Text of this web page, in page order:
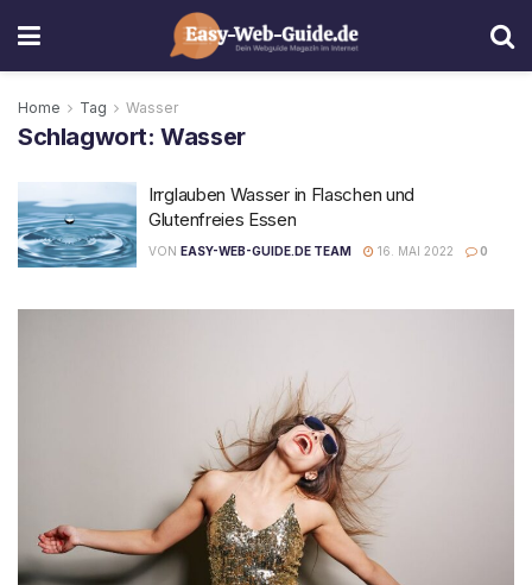
Home Tag Wasser
Schlagwort:Wasser
Irrglauben Wasser in Flaschen und
Glutenfreies Essen
VON EASY-WEB-GUIDE.DE TEAM 16. MAI 2022 0